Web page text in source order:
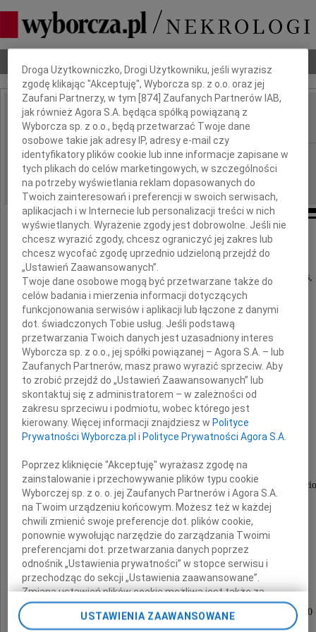
IMIĘ I NAZWISKO: Albin Klementowski
REGION: Warszawa
DATA EMISJI: 10.08.2009
Z głębokim żalem zawiadamiamy,
że w dniu 6 sierpnia 2009 roku odszedł od nas,
przeżywszy 72 lata,
nasz ukochany Mąż, Ojciec, Teść i Dziadek
Albin Klementowski
Doktor ekonomii, socjolog,
długoletni i zasłużony pracownik
Instytutu Ekonomiki Rolnej i Gospodarki
niezłomny działacz Solidarności,
członek Regionalnej Sekcji Nauki,
społecznik.
Nabożeństwo żałobne odbędzie się
w dniu 12 sierpnia 2009 roku o godzinie 11.00
Dbamy o Twoją prywatność
Droga Użytkowniczko, Drogi Użytkowniku, jeśli wyrazisz
zgodę klikając "Akceptuję", Wyborcza sp. z o.o. oraz jej
Zaufani Partnerzy, w tym [874 ] Zaufanych Partnerów IAB,
jak również Agora S.A. będąca spółką powiązaną z
Wyborcza sp. z o.o., będą przetwarzać Twoje dane
osobowe takie jak adresy IP, adresy e-mail czy
identyfikatory plików cookie lub inne informacje zapisane w
tych plikach do celów marketingowych, w szczególności
na potrzeby wyświetlania reklam dopasowanych do
Twoich zainteresowań i preferencji w swoich serwisach,
aplikacjach i w Internecie lub personalizacji treści w nich
wyświetlanych. Wyrażenie zgody jest dobrowolne. Jeśli nie
chcesz wyrazić zgody, chcesz ograniczyć jej zakres lub
chcesz wycofać zgodę uprzednio udzieloną przejdź do
„Ustawień Zaawansowanych”.
Twoje dane osobowe mogą być przetwarzane także do
celów badania i mierzenia informacji dotyczących
funkcjonowania serwisów i aplikacji lub łączone z danymi
dot. świadczonych Tobie usług. Jeśli podstawą
przetwarzania Twoich danych jest uzasadniony interes
Wyborcza sp. z o.o., jej spółki powiązanej – Agora S.A. – lub
Zaufanych Partnerów, masz prawo wyrazić sprzeciw. Aby
to zrobić przejdź do „Ustawień Zaawansowanych” lub
skontaktuj się z administratorem – w zależności od
zakresu sprzeciwu i podmiotu, wobec którego jest
kierowany. Więcej informacji znajdziesz w Polityce
Prywatności Wyborcza.pl i Polityce Prywatności Agora S.A.
Poprzez kliknięcie "Akceptuję" wyrażasz zgodę na
zainstalowanie i przechowywanie plików typu cookie
Wyborczej sp. z o. o. jej Zaufanych Partnerów i Agora S.A.
na Twoim urządzeniu końcowym. Możesz też w każdej
chwili zmienić swoje preferencje dot. plików cookie,
ponownie wywołując narzędzie do zarządzania Twoimi
preferencjami dot. przetwarzania danych poprzez
odnośnik „Ustawienia prywatności” w stopce serwisu i
przechodząc do sekcji „Ustawienia zaawansowane”.
Zmiana ustawień plików cookie możliwa jest także za
pomocą ustawień przeglądarki.
USTAWIENIA ZAAWANSOWANE